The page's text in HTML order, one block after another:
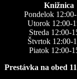
Knižnica
Pondelok
Utorok 12:00-
Streda 12:00-
Štvrtok 12:00-
Piatok 12:00-
Prestávka na obed